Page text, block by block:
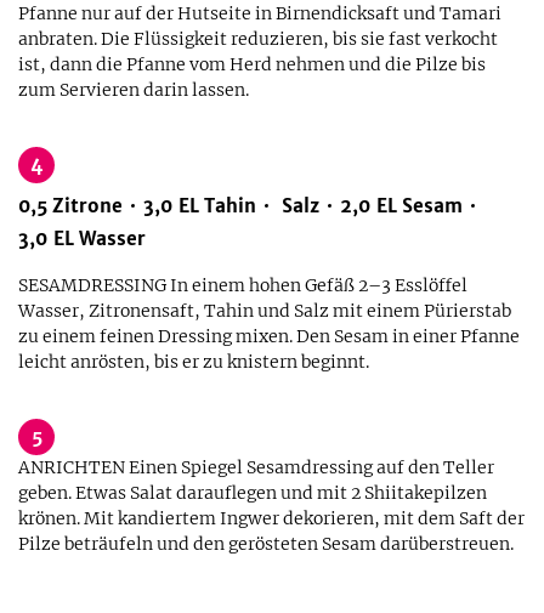
Pfanne nur auf der Hutseite in Birnendicksaft und Tamari
anbraten. Die Flüssigkeit reduzieren, bis sie fast verkocht
ist, dann die Pfanne vom Herd nehmen und die Pilze bis
zum Servieren darin lassen.
4
0,5 Zitrone 3,0 EL Tahin Salz 2,0 EL Sesam
3,0 EL Wasser
SESAMDRESSING In einem hohen Gefäß 2–3 Esslöffel
Wasser, Zitronensaft, Tahin und Salz mit einem Pürierstab
zu einem feinen Dressing mixen. Den Sesam in einer Pfanne
leicht anrösten, bis er zu knistern beginnt.
5
ANRICHTEN Einen Spiegel Sesamdressing auf den Teller
geben. Etwas Salat darauflegen und mit 2 Shiitakepilzen
krönen. Mit kandiertem Ingwer dekorieren, mit dem Saft der
Pilze beträufeln und den gerösteten Sesam darüberstreuen.